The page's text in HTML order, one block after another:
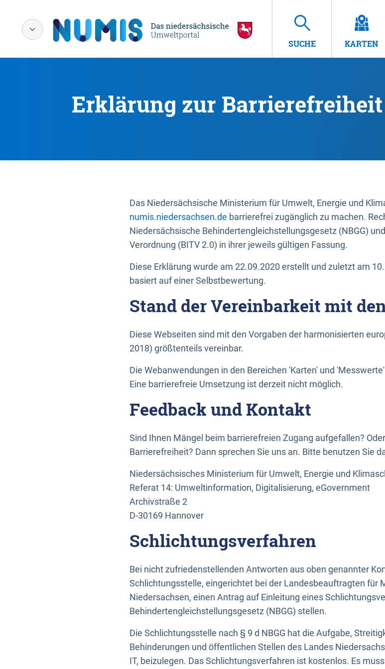
SUCHE KARTEN
Erklärung zur Barrierefreiheit
Das Niedersächsische Ministerium für Umwelt, Energie und
numis.niedersachsen.de barrierefrei zugänglich zu machen.
Niedersächsische Behindertengleichstellungsgesetz (NBGG)
Verordnung (BITV 2.0) in ihrer jeweils gültigen Fassung.
Diese Erklärung wurde am 22.09.2020 erstellt und zuletzt am
basiert auf einer Selbstbewertung.
Stand der Vereinbarkeit mit
Diese Webseiten sind mit den Vorgaben der harmonisierten
2018) größtenteils vereinbar.
Die Webanwendungen in den Bereichen 'Karten' und
Eine barrierefreie Umsetzung ist derzeit nicht möglich.
Feedback und Kontakt
Sind Ihnen Mängel beim barrierefreien Zugang aufgefallen?
Barrierefreiheit? Dann sprechen Sie uns an. Bitte benutzen Sie
Niedersächsisches Ministerium für Umwelt, Energie und
Referat 14: Umweltinformation, Digitalisierung, eGovernment
Archivstraße 2
D-30169 Hannover
Schlichtungsverfahren
Bei nicht zufriedenstellenden Antworten aus oben genannter
Schlichtungsstelle, eingerichtet bei der Landesbeauftragten für
Niedersachsen, einen Antrag auf Einleitung eines
Behindertengleichstellungsgesetz (NBGG) stellen.
Die Schlichtungsstelle nach § 9 d NBGG hat die Aufgabe,
Behinderungen und öffentlichen Stellen des Landes
IT, beizulegen. Das Schlichtungsverfahren ist kostenlos. Es